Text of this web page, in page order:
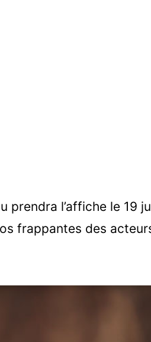
prendra l’affiche le 19
frappantes des